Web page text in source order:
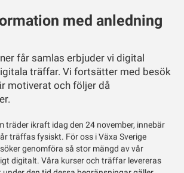
med anledning
får samlas erbjuder vi digital
träffar. Vi fortsätter med besök
motiverat och följer då
träder ikraft idag den 24 november, innebär
träffas fysiskt. För oss i Växa Sverige
genomföra så stor mängd av vår
digitalt. Våra kurser och träffar levereras